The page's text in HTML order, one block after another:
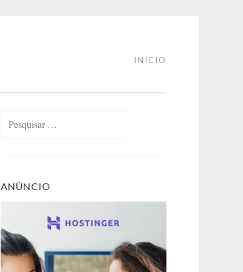
INÍCIO
ANÚNCIO